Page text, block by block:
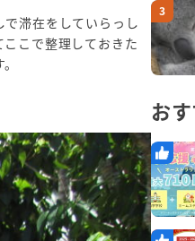
滞在をしていらっし
こで整理しておきた
お